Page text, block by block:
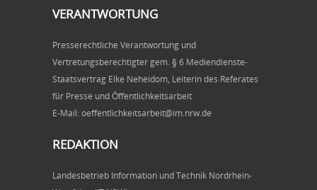
VERANTWORTUNG
Presserechtliche Verantwortung und
Vertretungsberechtigter gem. § 6 Mediendienste-
Staatsvertrag Elke Neheidom, Leiterin des Referates
für Presse und Öffentlichkeitsarbeit
E-Mail: oeffentlichkeitsarbeit@im.nrw.de
REDAKTION
Landesbetrieb Information und Technik Nordrhein-